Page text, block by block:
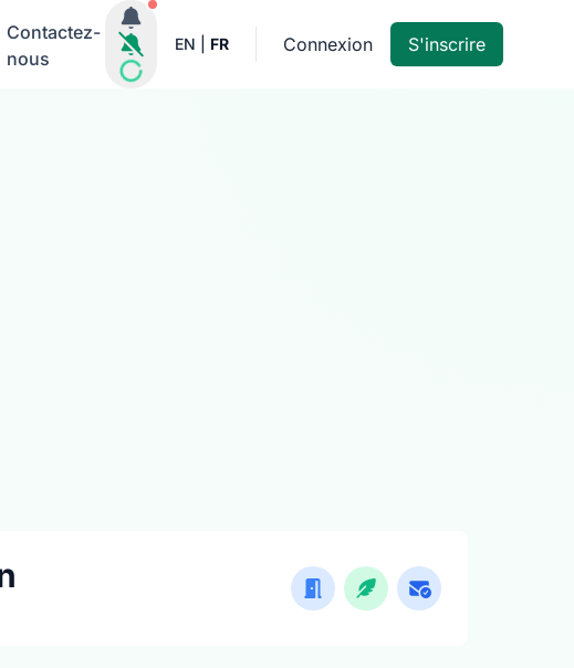
Contactez-
nous
Notifications actives
EN FR Connexion S'inscrire